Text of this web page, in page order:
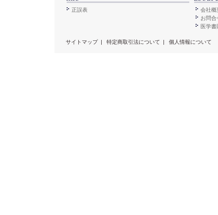
正誤表
会社概
お問合
医学
サイトマップ 特定商取引法について 個人情報について